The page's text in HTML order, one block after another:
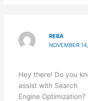
REBA
NOVEMBER
Hey there! Do you
assist with Search
Engine